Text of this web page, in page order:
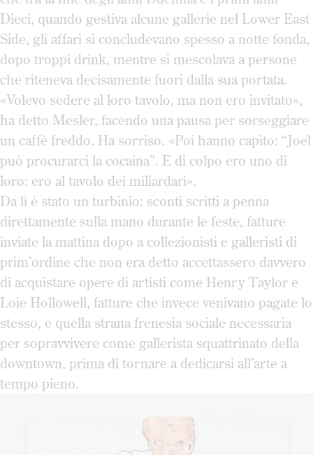
Dieci, quando gestiva alcune gallerie nel Lower East
Side, gli affari si concludevano spesso a notte fonda,
dopo troppi drink, mentre si mescolava a persone
che riteneva decisamente fuori dalla sua portata.
«Volevo sedere al loro tavolo, ma non ero invitato»,
ha detto Mesler, facendo una pausa per sorseggiare
un caffè freddo. Ha sorriso. «Poi hanno capito: “Joel
può procurarci la cocaina”. E di colpo ero uno di
loro: ero al tavolo dei miliardari».
Da lì è stato un turbinio: sconti scritti a penna
direttamente sulla mano durante le feste, fatture
inviate la mattina dopo a collezionisti e galleristi di
prim’ordine che non era detto accettassero davvero
di acquistare opere di artisti come Henry Taylor e
Loie Hollowell, fatture che invece venivano pagate lo
stesso, e quella strana frenesia sociale necessaria
per sopravvivere come gallerista squattrinato della
downtown, prima di tornare a dedicarsi all’arte a
tempo pieno.